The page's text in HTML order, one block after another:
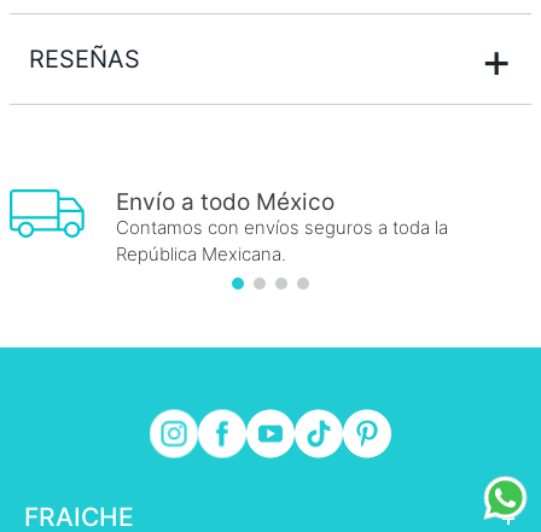
RESEÑAS +
Envío a todo México
Contamos con envíos seguros a toda la
República Mexicana.
FRAICHE +